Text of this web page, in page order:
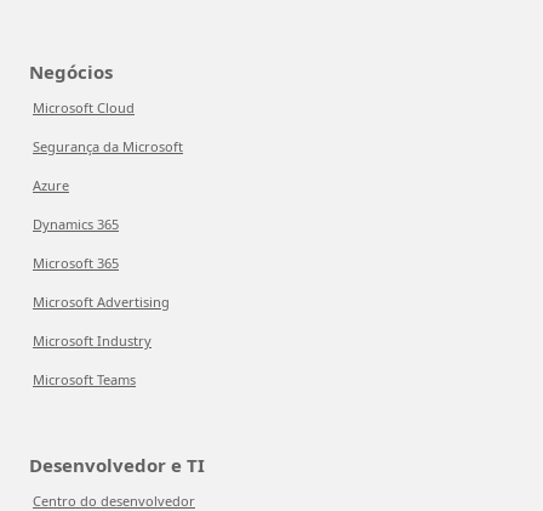
Negócios
Microsoft Cloud
Segurança da Microsoft
Azure
Dynamics 365
Microsoft 365
Microsoft Advertising
Microsoft Industry
Microsoft Teams
Desenvolvedor e TI
Centro do desenvolvedor